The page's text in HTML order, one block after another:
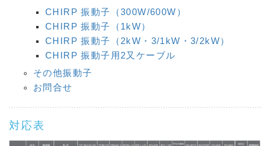
CHIRP 振動子（300W/600W）
CHIRP 振動子（1kW）
CHIRP 振動子（2kW・3/1kW・3/2kW）
CHIRP 振動子用2又ケーブル
その他振動子
お問合せ
対応表